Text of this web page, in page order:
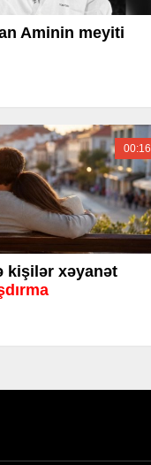
Aminin meyiti
00:16
kişilər xəyanət